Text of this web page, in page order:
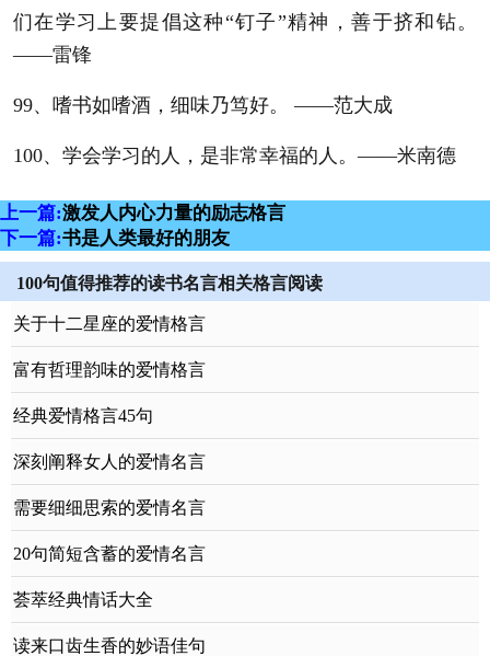
们在学习上要提倡这种“钉子”精神，善于挤和钻。
——雷锋
99、嗜书如嗜酒，细味乃笃好。 ——范大成
100、学会学习的人，是非常幸福的人。——米南德
上一篇:激发人内心力量的励志格言
下一篇:书是人类最好的朋友
100句值得推荐的读书名言相关格言阅读
关于十二星座的爱情格言
富有哲理韵味的爱情格言
经典爱情格言45句
深刻阐释女人的爱情名言
需要细细思索的爱情名言
20句简短含蓄的爱情名言
荟萃经典情话大全
读来口齿生香的妙语佳句